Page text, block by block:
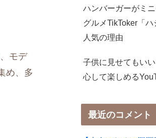
モデ
め、多
ハンバーガーがミ
グルメTikToker「
人気の理由
子供に見せてもい
心して楽しめる
最近のコメント